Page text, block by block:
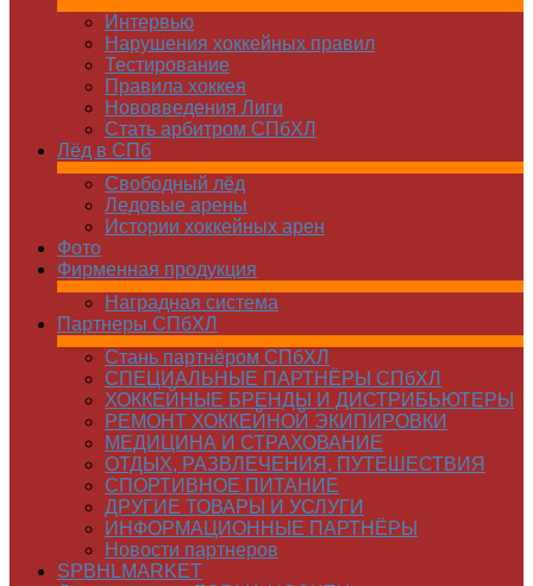
Интервью
Нарушения хоккейных правил
Тестирование
Правила хоккея
Нововведения Лиги
Стать арбитром СПбХЛ
Лёд в СПб
Свободный лёд
Ледовые арены
Истории хоккейных арен
Фото
Фирменная продукция
Наградная система
Партнеры СПбХЛ
Стань партнёром СПбХЛ
СПЕЦИАЛЬНЫЕ ПАРТНЁРЫ СПбХЛ
ХОККЕЙНЫЕ БРЕНДЫ И ДИСТРИБЬЮТЕРЫ
РЕМОНТ ХОККЕЙНОЙ ЭКИПИРОВКИ
МЕДИЦИНА И СТРАХОВАНИЕ
ОТДЫХ, РАЗВЛЕЧЕНИЯ, ПУТЕШЕСТВИЯ
СПОРТИВНОЕ ПИТАНИЕ
ДРУГИЕ ТОВАРЫ И УСЛУГИ
ИНФОРМАЦИОННЫЕ ПАРТНЁРЫ
Новости партнеров
SPBHLMARKET